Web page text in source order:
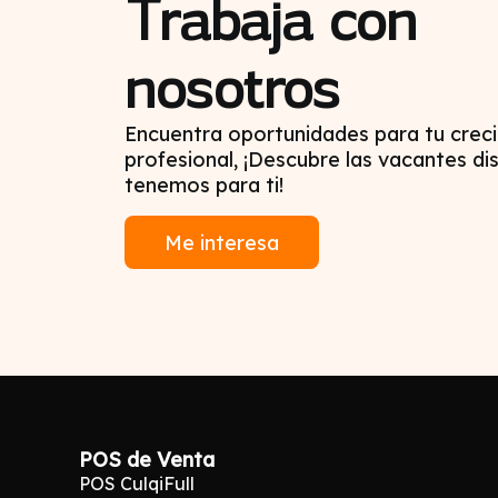
2016
nosotros
Encuentra oportunidades para tu
profesional, ¡Descubre las vacantes
tenemos para ti!
Me interesa
POS de Venta
POS CulqiFull